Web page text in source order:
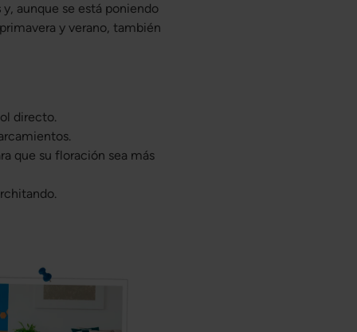
y, aunque se está poniendo
y verano, también
directo.
que su floración sea más